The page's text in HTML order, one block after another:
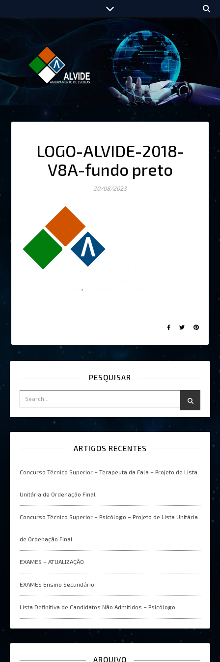
LOGO-ALVIDE-2018-
V8A-fundo preto
20/08/2023
PESQUISAR
ARTIGOS RECENTES
Concurso Técnico Superior – Terapeuta da Fala – Projeto de Lista
Unitária de Ordenação Final
Concurso Técnico Superior – Psicólogo – Projeto de Lista Unitária
de Ordenação Final
EXAMES – ATUALIZAÇÂO
EXAMES Ensino Secundário
Lista Definitiva de Candidatos Não Admitidos – Psicólogo
ARQUIVO